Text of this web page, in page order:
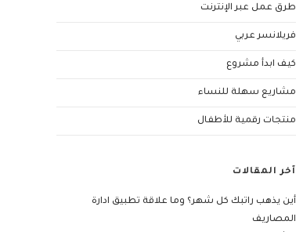
طرق عمل عبر الإنترنت
فريلانسر عربي
كيف ابدأ مشروع
مشاريع سهلة للنساء
منتجات رقمية للأطفال
آخر المقالات
أين يذهب راتبك كل شهر؟ وما علاقة تطبيق ادارة
المصاريف